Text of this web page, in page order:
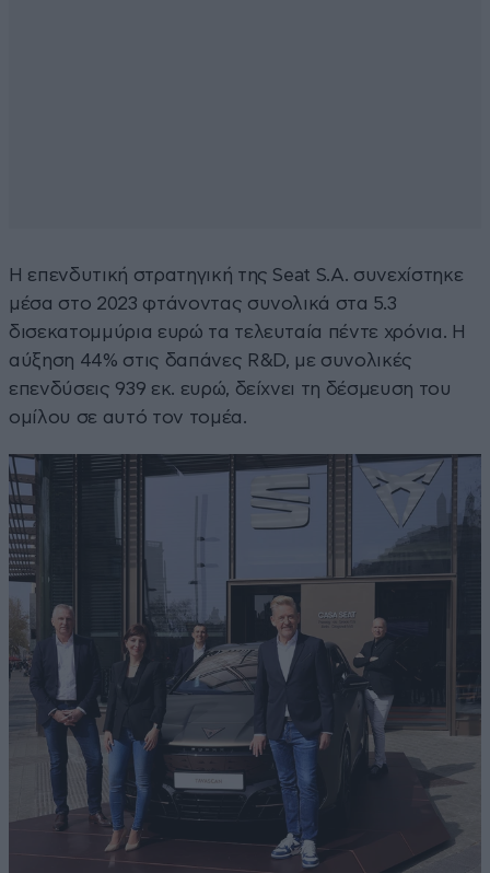
Η επενδυτική στρατηγική της Seat S.A. συνεχίστηκε
μέσα στο 2023 φτάνοντας συνολικά στα 5.3
δισεκατομμύρια ευρώ τα τελευταία πέντε χρόνια. Η
αύξηση 44% στις δαπάνες R&D, με συνολικές
επενδύσεις 939 εκ. ευρώ, δείχνει τη δέσμευση του
ομίλου σε αυτό τον τομέα.